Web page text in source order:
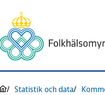
Statistik och data